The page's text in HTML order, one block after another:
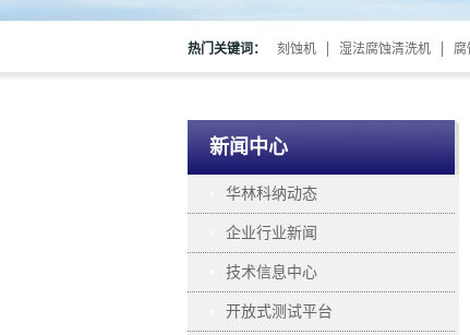
热门关键词： 刻蚀机 湿法腐蚀清洗机 腐
新闻中心
华林科纳动态
企业行业新闻
技术信息中心
开放式测试平台